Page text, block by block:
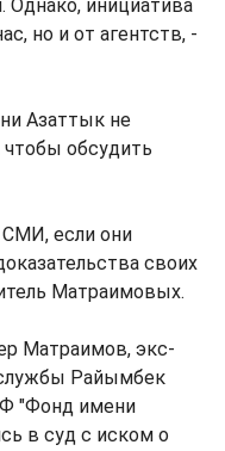
Однако, инициатива
но и от агентств, -
Азаттык не
обсудить
если они
своих
Матраимовых.
Матраимов, экс-
Райымбек
"Фонд имени
в суд с иском о